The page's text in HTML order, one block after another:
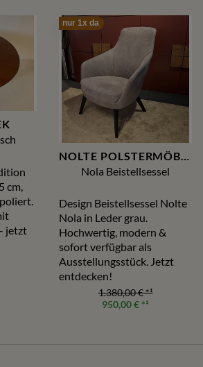
cm,
jetzt
nur 1x da
NOLTE POLSTERMÖBEL
Nola Beistellsessel
Design Beistellsessel Nolte
Nola in Leder grau.
Hochwertig, modern &
sofort verfügbar als
Ausstellungsstück. Jetzt
entdecken!
1.380,00 €*¹
950,00 €*¹